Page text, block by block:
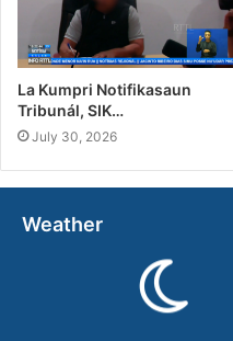
La Kumpri Notifikasaun
Tribunál, SIK…
July 30, 2026
Weather